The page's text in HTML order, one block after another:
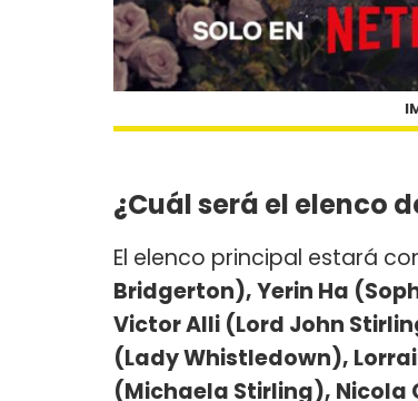
¿Cuál será el elenco
El elenco principal estará
Bridgerton), Yerin Ha
Victor Alli (Lord John
(Lady Whistledown),
(Michaela Stirling), Nicola